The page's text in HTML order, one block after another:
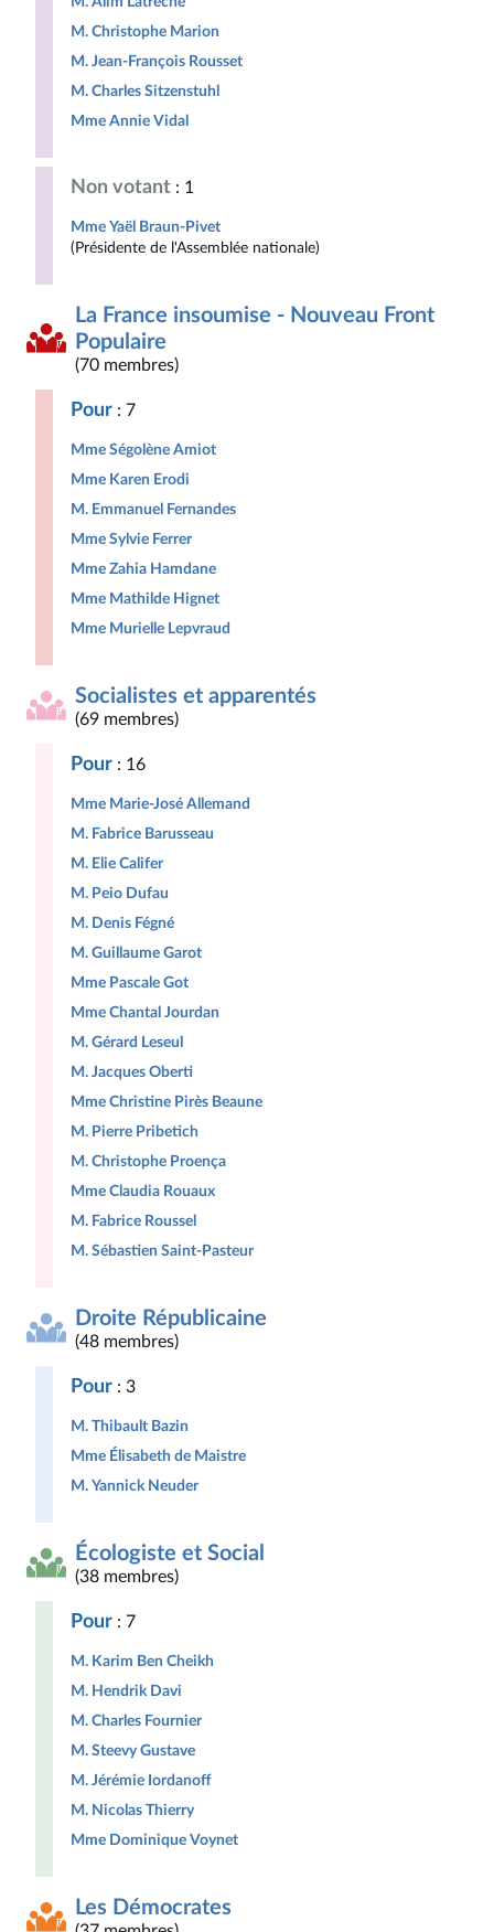
M. Christophe Marion
M. Jean-François Rousset
M. Charles Sitzenstuhl
Mme Annie Vidal
Non votant : 1
Mme Yaël Braun-Pivet
(Présidente de l'Assemblée nationale)
La France insoumise - Nouveau Front
Populaire
(70 membres)
Pour : 7
Mme Ségolène Amiot
Mme Karen Erodi
M. Emmanuel Fernandes
Mme Sylvie Ferrer
Mme Zahia Hamdane
Mme Mathilde Hignet
Mme Murielle Lepvraud
Socialistes et apparentés
(69 membres)
Pour : 16
Mme Marie-José Allemand
M. Fabrice Barusseau
M. Elie Califer
M. Peio Dufau
M. Denis Fégné
M. Guillaume Garot
Mme Pascale Got
Mme Chantal Jourdan
M. Gérard Leseul
M. Jacques Oberti
Mme Christine Pirès Beaune
M. Pierre Pribetich
M. Christophe Proença
Mme Claudia Rouaux
M. Fabrice Roussel
M. Sébastien Saint-Pasteur
Droite Républicaine
(48 membres)
Pour : 3
M. Thibault Bazin
Mme Élisabeth de Maistre
M. Yannick Neuder
Écologiste et Social
(38 membres)
Pour : 7
M. Karim Ben Cheikh
M. Hendrik Davi
M. Charles Fournier
M. Steevy Gustave
M. Jérémie Iordanoff
M. Nicolas Thierry
Mme Dominique Voynet
Les Démocrates